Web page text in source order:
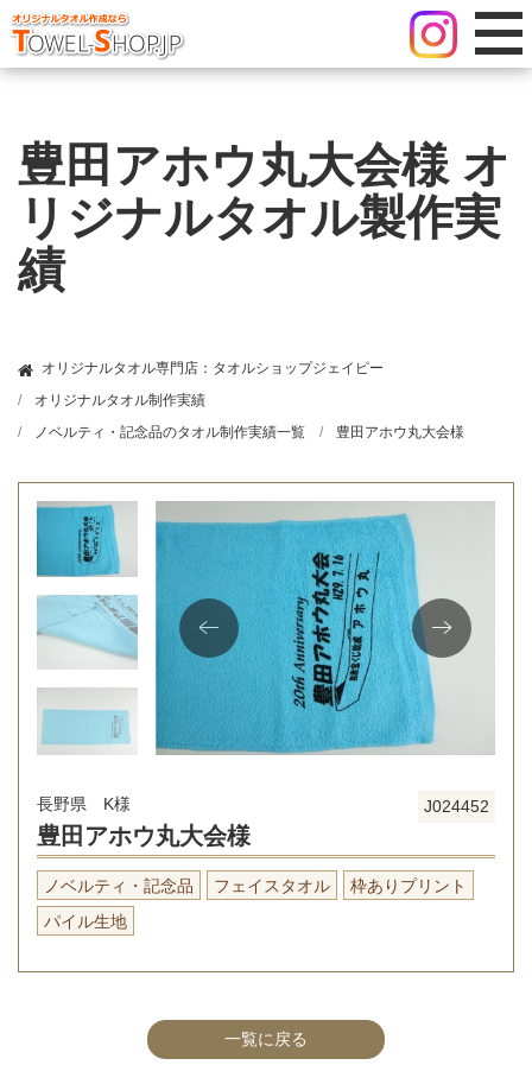
豊田アホウ丸大会様 オ
リジナルタオル製作実
績
オリジナルタオル専門店：タオルショップジェイピー
オリジナルタオル制作実績
ノベルティ・記念品のタオル制作実績一覧
豊田アホウ丸大会様
J024452
長野県 K様
豊田アホウ丸大会様
ノベルティ・記念品 フェイスタオル
枠ありプリント
パイル生地
一覧に戻る